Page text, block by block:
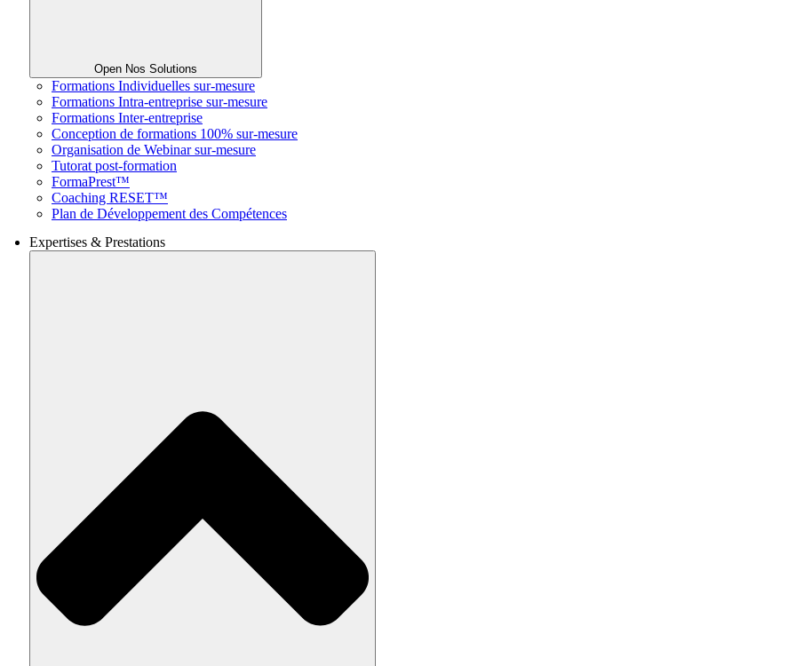
Open Nos Solutions
Formations Individuelles sur-mesure
Formations Intra-entreprise sur-mesure
Formations Inter-entreprise
Conception de formations 100% sur-mesure
Organisation de Webinar sur-mesure
Tutorat post-formation
FormaPrest™
Coaching RESET™
Plan de Développement des Compétences
Expertises & Prestations